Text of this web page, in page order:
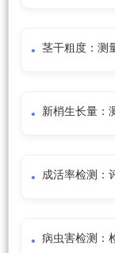
茎干粗度：测
新梢生长量：
成活率检测：
病虫害检测：